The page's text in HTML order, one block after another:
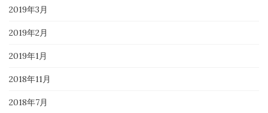
2019年3月
2019年2月
2019年1月
2018年11月
2018年7月